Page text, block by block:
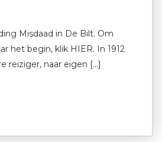
Misdaad in De Bilt. Om
het begin, klik HIER. In 1912
reiziger, naar eigen […]